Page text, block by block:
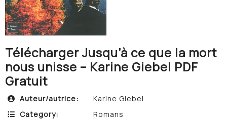
Télécharger Jusqu’à ce que la mort
nous unisse – Karine Giebel PDF
Gratuit
Auteur/autrice:
Karine Giebel
Category:
Romans